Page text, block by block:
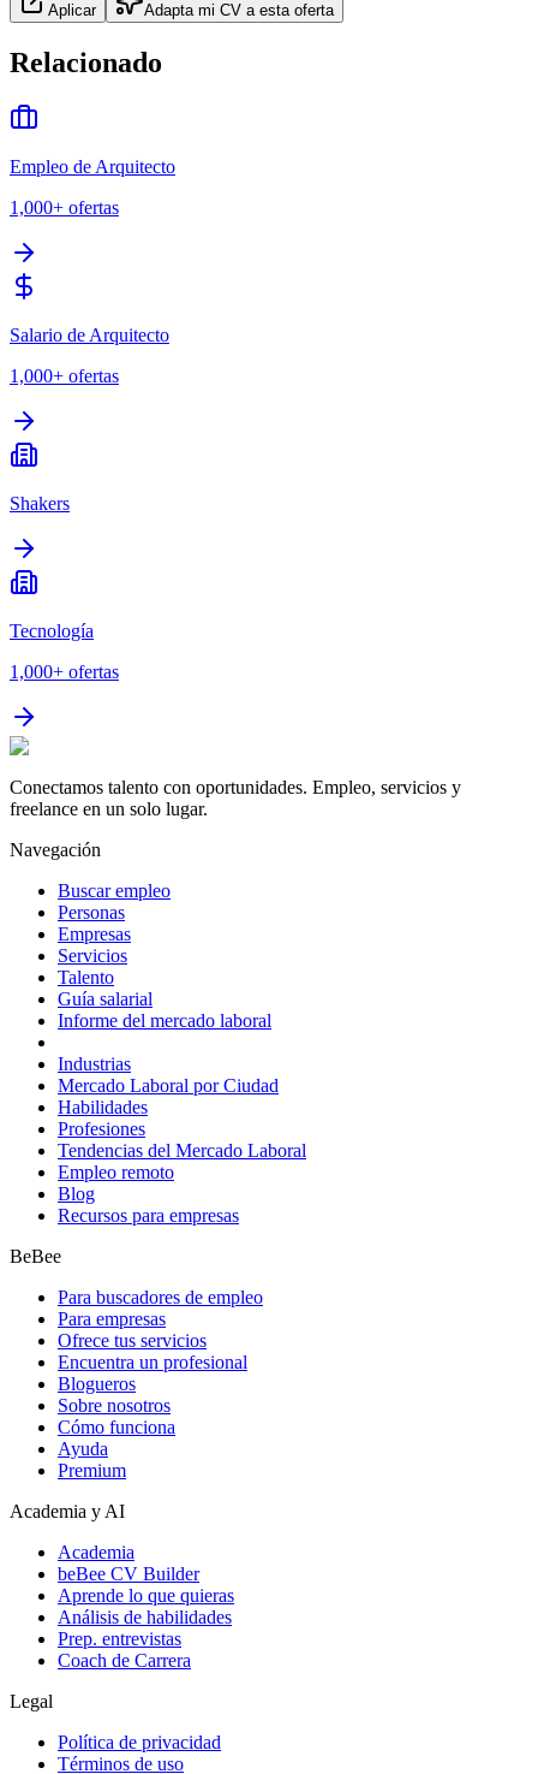
Aplicar Adapta mi CV a esta oferta
Relacionado
Empleo de Arquitecto
1,000+ ofertas
Salario de Arquitecto
1,000+ ofertas
Shakers
Tecnología
1,000+ ofertas
Conectamos talento con oportunidades. Empleo, servicios y
freelance en un solo lugar.
Navegación
Buscar empleo
Personas
Empresas
Servicios
Talento
Guía salarial
Informe del mercado laboral
Industrias
Mercado Laboral por Ciudad
Habilidades
Profesiones
Tendencias del Mercado Laboral
Empleo remoto
Blog
Recursos para empresas
BeBee
Para buscadores de empleo
Para empresas
Ofrece tus servicios
Encuentra un profesional
Blogueros
Sobre nosotros
Cómo funciona
Ayuda
Premium
Academia y AI
Academia
beBee CV Builder
Aprende lo que quieras
Análisis de habilidades
Prep. entrevistas
Coach de Carrera
Legal
Política de privacidad
Términos de uso